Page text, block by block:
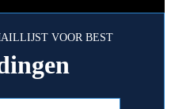
VOOR BEST